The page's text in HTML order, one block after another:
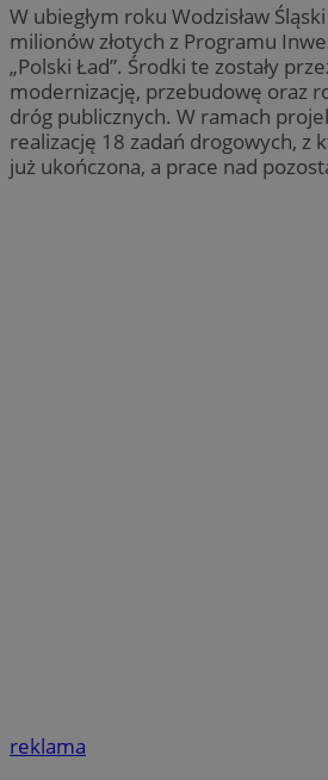
W ubiegłym roku Wodzisław
milionów złotych z Programu
„Polski Ład”. Środki te zostały
modernizację, przebudowę oraz
dróg publicznych. W ramach
realizację 18 zadań drogowych, z
już ukończona, a prace nad
reklama